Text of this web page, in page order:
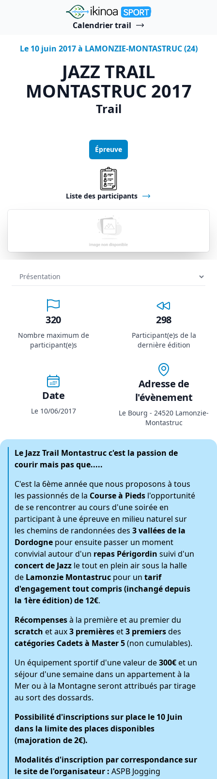
"Ikinoa Sport"
Calendrier trail
Le 10 juin 2017 à LAMONZIE-MONTASTRUC (24)
JAZZ TRAIL
MONTASTRUC 2017
Trail
Épreuve
Liste des participants
320
Nombre maximum de
participant(e)s
298
Participant(e)s de la
dernière édition
Date
Le 10/06/2017
Adresse de
l'évènement
Le Bourg - 24520 Lamonzie-
Montastruc
Le Jazz Trail Montastrucc'est la passion de
courir mais pas que.....
C'est la 6ème année que nous proposons à tous
les passionnés de la Course à Pieds l'opportunité
de se rencontrer au cours d'une soirée en
participant à une épreuve en milieu naturel sur
les chemins de randonnées des 3 vallées de la
Dordogne pour ensuite passer un moment
convivial autour d'un repas Périgordin suivi d'un
concert de Jazz le tout en plein air sous la halle
de Lamonzie Montastruc pour un tarif
d'engagement tout compris (inchangé depuis
la 1ère édition) de 12€.
Récompensesà la première et au premier du
scratch et aux3 premièreset3 premiersdes
catégories Cadets à Master 5(non cumulables).
Un équipement sportif d'une valeur de300€et un
séjour d'une semaine dans un appartement à la
Mer ou à la Montagne seront attribués par tirage
au sort des dossards.
Possibilité d'inscriptions sur place le 10 Juin
dans la limite des places disponibles
(majoration de 2€).
Modalités d'inscription par correspondance sur
le site de l'organisateur : ASPB Jogging